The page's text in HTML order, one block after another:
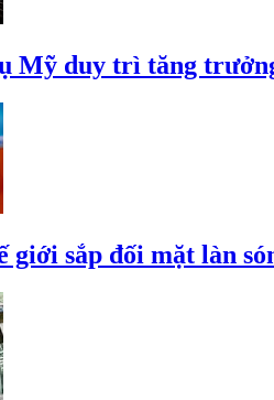
Mỹ duy trì tăng
giới sắp đối mặt làn